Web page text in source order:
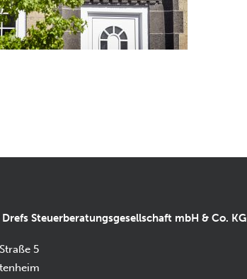
Steuerberatungsgesellschaft mbH & Co. KG
5